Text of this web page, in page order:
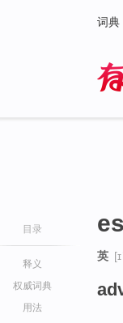
词典
目录
释义
权威词典
用法
英